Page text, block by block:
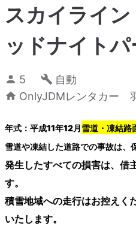
スカイライ
ッドナイト
5
自動
OnlyJDMレンタカー
年式：平成11年12月雪道・凍結路
雪道や凍結した道路での事故は、
発生したすべての損害は、借
す。
積雪地域への走行はお控えく
いたします。